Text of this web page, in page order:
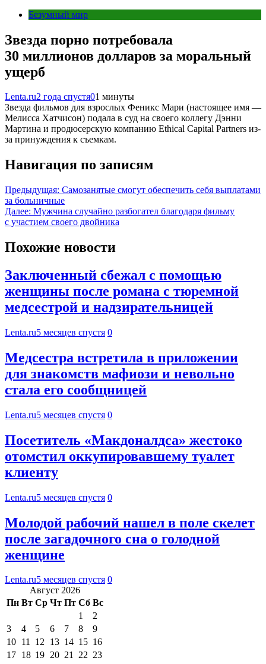
Безумный мир
Звезда порно потребовала
30 миллионов долларов за моральный
ущерб
Lenta.ru2 года спустя01 минуты
Звезда фильмов для взрослых Феникс Мари (настоящее имя —
Мелисса Хатчисон) подала в суд на своего коллегу Дэнни
Мартина и продюсерскую компанию Ethical Capital Partners из-
за принуждения к съемкам.
Навигация по записям
Предыдущая: Самозанятые смогут обеспечить себя выплатами
за больничные
Далее: Мужчина случайно разбогател благодаря фильму
с участием своего двойника
Похожие новости
Заключенный сбежал с помощью
женщины после романа с тюремной
медсестрой и надзирательницей
Lenta.ru5 месяцев спустя 0
Медсестра встретила в приложении
для знакомств мафиози и невольно
стала его сообщницей
Lenta.ru5 месяцев спустя 0
Посетитель «Макдоналдса» жестоко
отомстил оккупировавшему туалет
клиенту
Lenta.ru5 месяцев спустя 0
Молодой рабочий нашел в поле скелет
после загадочного сна о голодной
женщине
Lenta.ru5 месяцев спустя 0
Август 2026
Пн Вт Ср Чт Пт Сб Вс
1
2
3
4 5 6 7 8
9
10 11 12 13 14 15 16
17 18 19 20 21 22 23